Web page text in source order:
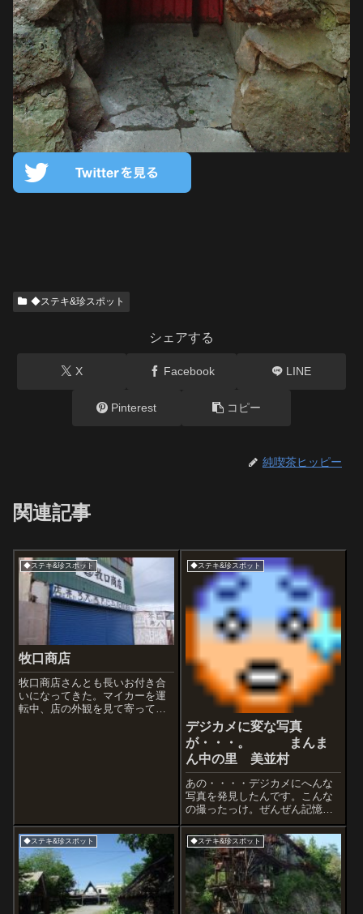
◆ステキ&珍スポット
シェアする
X Facebook LINE
Pinterest コピー
純喫茶ヒッピー
関連記事
◆ステキ&珍スポット
牧口商店
牧口商店さんとも長いお付き合
いになってきた。マイカーを運
転中、店の外観を見て寄って以
◆ステキ&珍スポット
デジカメに変な写真
が・・・。 まんま
ん中の里 美並村
あの・・・・デジカメにへんな
写真を発見したんです。こんな
の撮ったっけ。ぜんぜん記憶に
ないから、たまたまシャッター
が押されたと推測。しかも写真
の左側に得体の知れない物体
が。山の斜面と比べても巨大と
わかる茶色い棒のようなもの。
やばい心霊写真か・...
◆ステキ&珍スポット ◆ステキ&珍スポット